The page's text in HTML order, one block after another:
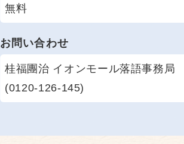
無料
お問い合わせ
桂福團治 イオンモール落語事務局
(0120-126-145)